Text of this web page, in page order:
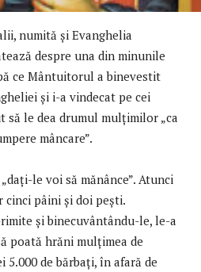
numită şi Evanghelia
despre una din minunile
ce Mântuitorul a binevestit
şi i-a vindecat pe cei
să le dea drumul mulţimilor „ca
mâncare”.
le voi să mănânce”. Atunci
cinci pâini şi doi peşti.
și binecuvântându-le, le-a
poată hrăni mulțimea de
5.000 de bărbaţi, în afară de